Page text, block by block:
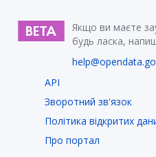
Якщо ви маєте
будь ласка,
API
Зворотний зв'язок
Політика відкритих
Про портал